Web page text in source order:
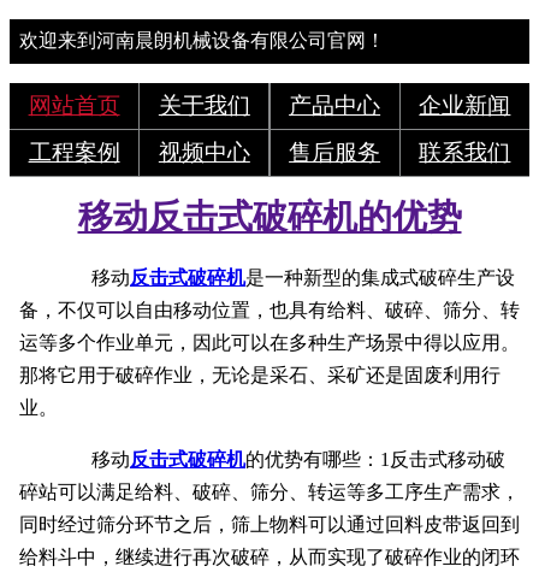
欢迎来到河南晨朗机械设备有限公司官网！
网站首页 关于我们 产品中心
企业新闻
工程案例
视频中心 售后服务 联系我们
移动反击式破碎机的优势
移动反击式破碎机是一种新型的集成式破碎生产设
备，不仅可以自由移动位置，也具有给料、破碎、筛分、转
运等多个作业单元，因此可以在多种生产场景中得以应用。
那将它用于破碎作业，无论是采石、采矿还是固废利用行
业。
移动反击式破碎机的优势有哪些：1反击式移动破
碎站可以满足给料、破碎、筛分、转运等多工序生产需求，
同时经过筛分环节之后，筛上物料可以通过回料皮带返回到
给料斗中，继续进行再次破碎，从而实现了破碎作业的闭环